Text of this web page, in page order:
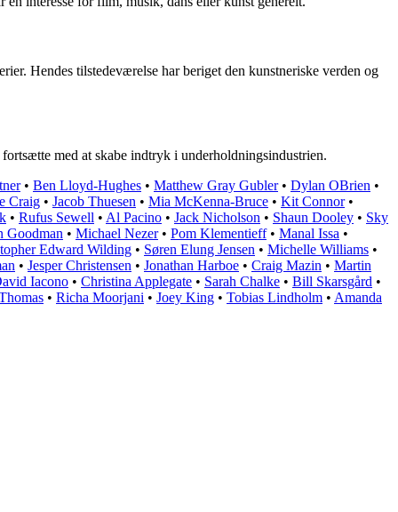
Hendes tilstedeværelse har beriget den kunstneriske verden og
med at skabe indtryk i underholdningsindustrien.
• Ben Lloyd-Hughes • Matthew Gray Gubler• Dylan OBrien •
Craig • Jacob Thuesen • Mia McKenna-Bruce • Kit Connor•
• Rufus Sewell • Al Pacino • Jack Nicholson • Shaun Dooley • Sky
Goodman • Michael Nezer• Pom Klementieff• Manal Issa •
Edward Wilding • Søren Elung Jensen • Michelle Williams •
• Jesper Christensen • Jonathan Harboe • Craig Mazin • Martin
Iacono • Christina Applegate • Sarah Chalke • Bill Skarsgård •
• Richa Moorjani • Joey King • Tobias Lindholm • Amanda